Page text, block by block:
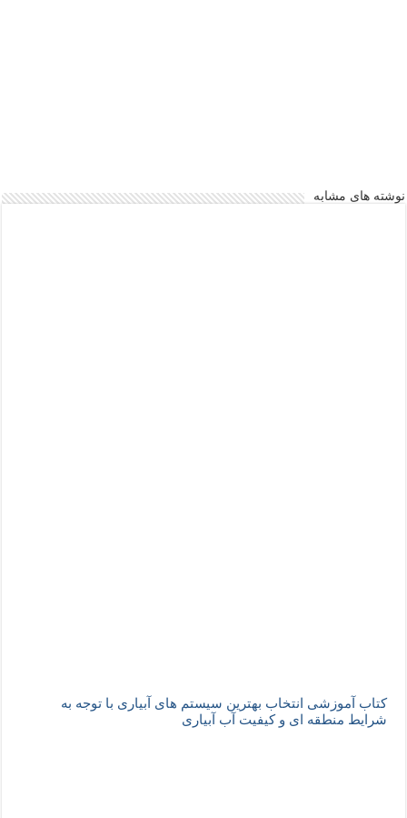
نوشته های مشابه
کتاب آموزشی انتخاب بهترین سیستم های آبیاری با توجه به
شرایط منطقه ای و کیفیت آب آبیاری